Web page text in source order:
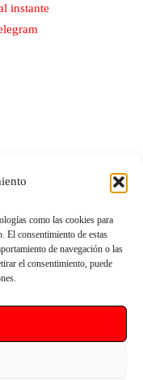
como las cookies para
El consentimiento de estas
de navegación o las
el consentimiento, puede
instante